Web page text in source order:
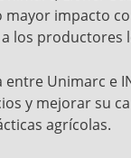
mayor impacto
los productores
entre Unimarc e
y mejorar su
agrícolas.